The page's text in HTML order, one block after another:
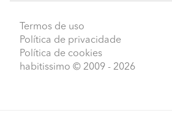
Termos de uso
Política de privacidade
Política de cookies
habitissimo © 2009 - 2026